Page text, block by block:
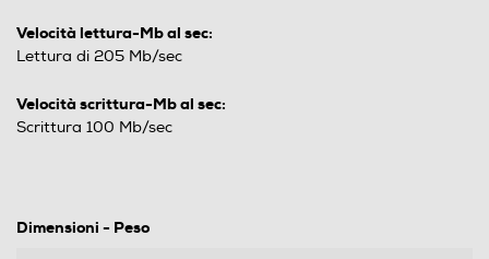
Velocità lettura-Mb al sec:
Lettura di 205 Mb/sec
Velocità scrittura-Mb al sec:
Scrittura 100 Mb/sec
Dimensioni - Peso